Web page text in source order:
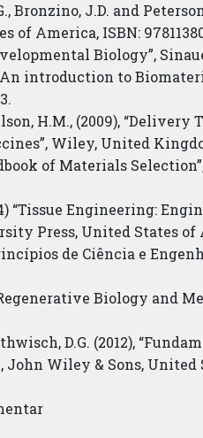
Bronzino, J.D. and
of America, ISBN:
Biology”,
“An introduction to
H.M., (2009),
Wiley, United
of Materials
“Tissue Engineering:
Press, United States of
de Ciência e
Biology and
D.G. (2012),
Wiley & Sons, United